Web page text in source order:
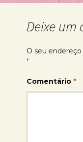
Deixe um
O seu
*
Comentário *